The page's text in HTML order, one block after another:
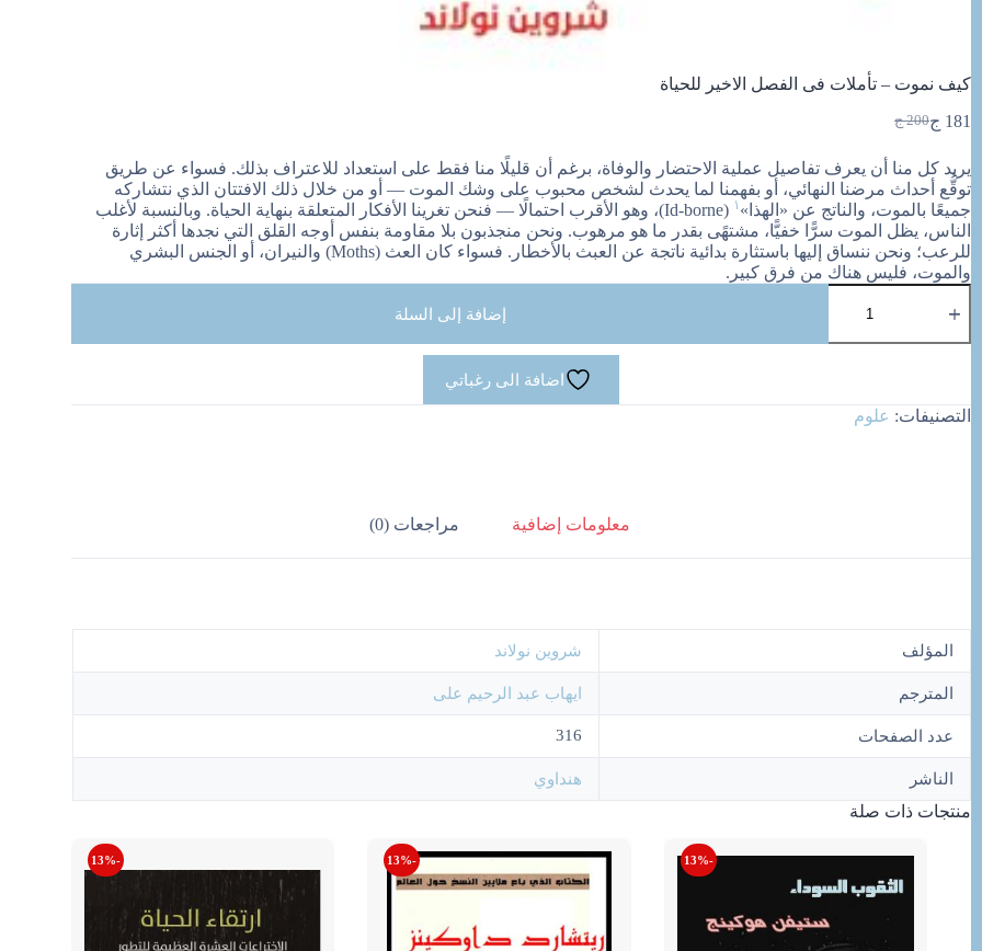
كيف نموت – تأملات فى الفصل الاخير للحياة
200 ج
السعر
هو:
200 ج.
181 جالسعر
هو:
181 ج.
يريد كل منا أن يعرف تفاصيل عملية الاحتضار والوفاة، برغم أن قليلًا منا فقط على استعداد للاعتراف بذلك. فسواء عن طريق
توقُّع أحداث مرضنا النهائي، أو بفهمنا لما يحدث لشخص محبوب على وشك الموت — أو من خلال ذلك الافتتان الذي نتشاركه
جميعًا بالموت، والناتج عن «الهذا» ١ (
Id-borne)، وهو الأقرب احتمالًا — فنحن تغرينا الأفكار المتعلقة بنهاية الحياة. وبالنسبة لأغلب
الناس، يظل الموت سرًّا خفيًّا، مشتهًى بقدر ما هو مرهوب. ونحن منجذبون بلا مقاومة بنفس أوجه القلق التي نجدها أكثر إثارة
للرعب؛ ونحن ننساق إليها باستثارة بدائية ناتجة عن العبث بالأخطار. فسواء كان العث (Moths) والنيران، أو الجنس البشري
والموت، فليس هناك من فرق كبير.
كيف
الفصل
إضافة إلى السلة
اضافة الى رغباتي
التصنيفات: علوم
معلومات إضافية مراجعات (0)
المؤلف شروين نولاند
المترجم ايهاب عبد الرحيم على
عدد الصفحات 316
الناشر هنداوي
منتجات ذات صلة
-13%
-13%
-13%